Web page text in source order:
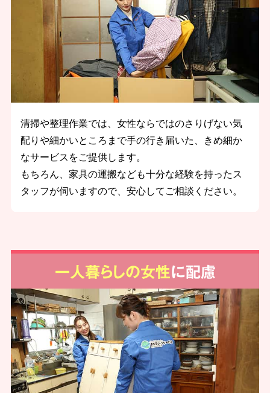
清掃や整理作業では、女性ならではのさりげない気
配りや細かいところまで手の行き届いた、きめ細か
なサービスをご提供します。
もちろん、家具の運搬なども十分な経験を持ったス
タッフが伺いますので、安心してご相談ください。
一人暮らしの女性に配慮